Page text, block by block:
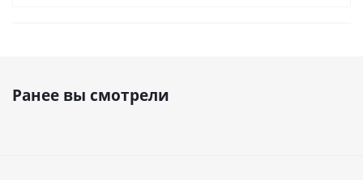
Ранее вы смотрели